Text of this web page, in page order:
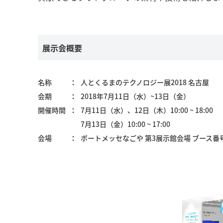
展示会概要
名称
人とくるまのテクノロジー展2018 名古屋
会期
2018年7月11日（水）~13日（金）
開催時間
7月11日（水）、12日（木）10:00 ~ 18:00
7月13日（金）10:00 ~ 17:00
会場
ポートメッセなごや 第3展示館会場 ブース番